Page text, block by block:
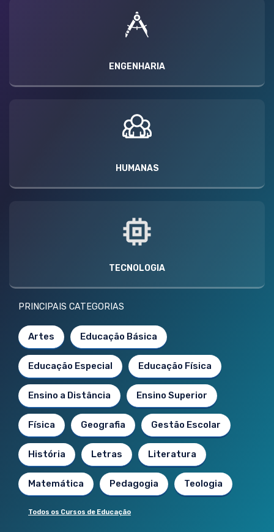
ENGENHARIA
HUMANAS
TECNOLOGIA
PRINCIPAIS CATEGORIAS
Artes Educação Básica
Educação Especial Educação Física
Ensino a Distância Ensino Superior
Física Geografia Gestão Escolar
História Letras Literatura
Matemática Pedagogia Teologia
Todos os Cursos de Educação